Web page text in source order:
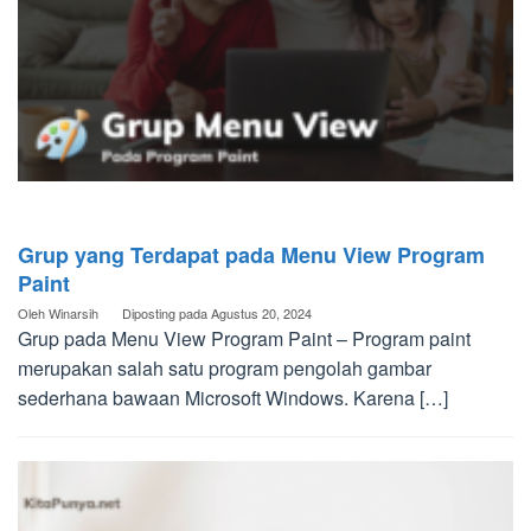
Grup yang Terdapat pada Menu View Program
Paint
OlehWinarsih Diposting padaAgustus 20, 2024
Grup pada Menu View Program Paint – Program paint
merupakan salah satu program pengolah gambar
sederhana bawaan Microsoft Windows. Karena […]